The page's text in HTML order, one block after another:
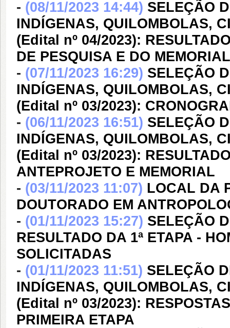
- (08/11/2023 14:44) SELEÇÃO
INDÍGENAS, QUILOMBOLAS,
(Edital nº 04/2023):
DE PESQUISA E DO MEMORIAL
- (07/11/2023 16:29) SELEÇÃO
INDÍGENAS, QUILOMBOLAS,
(Edital nº 03/2023):
- (06/11/2023 16:51) SELEÇÃO
INDÍGENAS, QUILOMBOLAS,
(Edital nº 03/2023):
ANTEPROJETO E MEMORIAL
- (03/11/2023 11:07) LOCAL DA
DOUTORADO EM
- (01/11/2023 15:27) SELEÇÃO
RESULTADO DA 1ª ETAPA -
SOLICITADAS
- (01/11/2023 11:51) SELEÇÃO
INDÍGENAS, QUILOMBOLAS,
(Edital nº 03/2023):
PRIMEIRA ETAPA